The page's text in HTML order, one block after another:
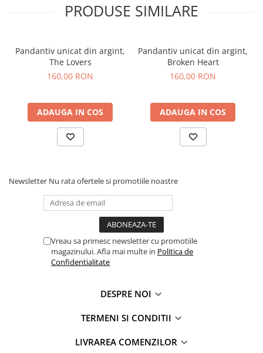
PRODUSE SIMILARE
Pandantiv unicat din argint,
The Lovers
160,00 RON
ADAUGA IN COS
Pandantiv unicat din argint,
Broken Heart
160,00 RON
ADAUGA IN COS
Newsletter Nu rata ofertele si promotiile noastre
Vreau sa primesc newsletter cu promotiile
magazinului. Afla mai multe in Politica de
Confidentialitate
DESPRE NOI
TERMENI SI CONDITII
LIVRAREA COMENZILOR